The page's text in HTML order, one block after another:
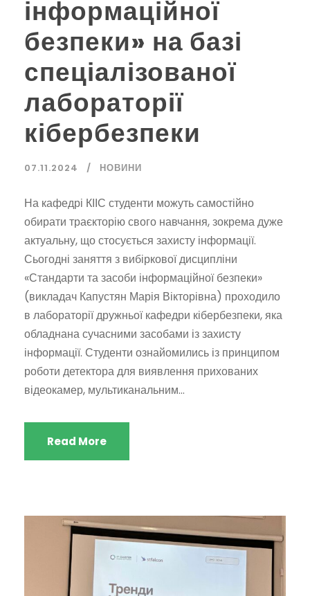
інформаційної
безпеки» на базі
спеціалізованої
лабораторії
кібербезпеки
07.11.2024 НОВИНИ
На кафедрі КІІС студенти можуть самостійно
обирати траєкторію свого навчання, зокрема дуже
актуальну, що стосується захисту інформації.
Сьогодні заняття з вибіркової дисципліни
«Стандарти та засоби інформаційної безпеки»
(викладач Капустян Марія Вікторівна) проходило
в лабораторії дружньої кафедри кібербезпеки, яка
обладнана сучасними засобами із захисту
інформації. Студенти ознайомились із принципом
роботи детектора для виявлення прихованих
відеокамер, мультиканальним...
Read More